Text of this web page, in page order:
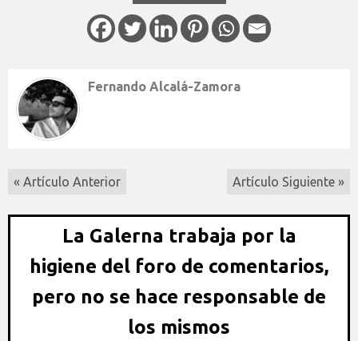
Fernando Alcalá-Zamora
« Artículo Anterior Artículo Siguiente »
La Galerna trabaja por la
higiene del foro de comentarios,
pero no se hace responsable de
los mismos